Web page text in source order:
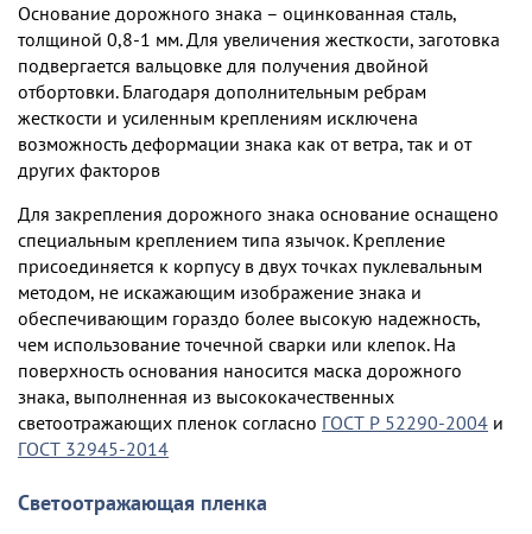
Основание дорожного знака – оцинкованная сталь,
толщиной 0,8-1 мм. Для увеличения жесткости, заготовка
подвергается вальцовке для получения двойной
отбортовки. Благодаря дополнительным ребрам
жесткости и усиленным креплениям исключена
возможность деформации знака как от ветра, так и от
других факторов
Для закрепления дорожного знака основание оснащено
специальным креплением типа язычок. Крепление
присоединяется к корпусу в двух точках пуклевальным
методом, не искажающим изображение знака и
обеспечивающим гораздо более высокую надежность,
чем использование точечной сварки или клепок. На
поверхность основания наносится маска дорожного
знака, выполненная из высококачественных
светоотражающих пленок согласно ГОСТ Р 52290-2004 и
ГОСТ 32945-2014
Светоотражающая пленка